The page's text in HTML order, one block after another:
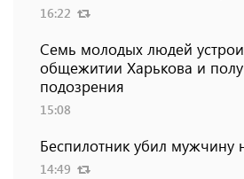
16:22
Семь молодых людей
общежитии Харькова и
подозрения
15:08
Беспилотник убил мужчину
14:49